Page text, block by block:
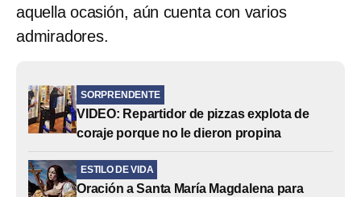
aquella ocasión, aún cuenta con varios
admiradores.
SORPRENDENTE
VIDEO: Repartidor de pizzas explota de
coraje porque no le dieron propina
ESTILO DE VIDA
Oración a Santa María Magdalena para